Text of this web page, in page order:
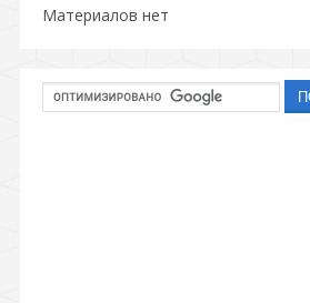
Материалов нет